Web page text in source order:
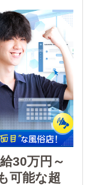
30万円～
可能な超